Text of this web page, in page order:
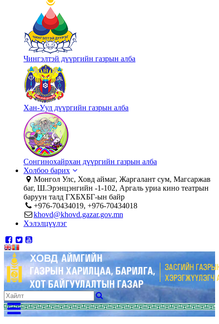
Чингэлтэй дүүргийн газрын алба
Хан-Уул дүүргийн газрын алба
Сонгинохайрхан дүүргийн газрын алба
Холбоо барих
Монгол Улс, Ховд аймаг, Жаргалант сум, Магсаржав
баг, Ш.Эрэнцэнгийн -1-102, Аргаль уриа кино театрын
баруун талд ГХБХБГ-ын байр
+976-70434019, +976-70434018
khovd@khovd.gazar.gov.mn
Хэлэлцүүлэг